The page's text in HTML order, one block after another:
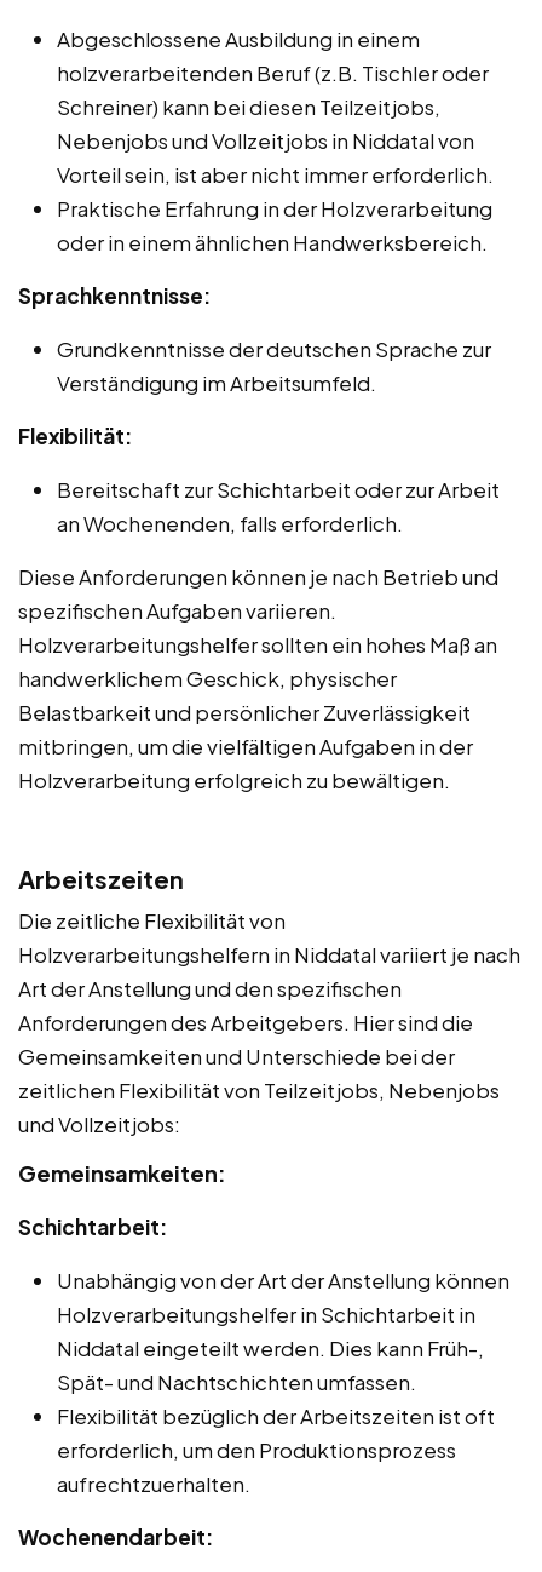
Abgeschlossene Ausbildung in einem
holzverarbeitenden Beruf (z.B. Tischler oder
Schreiner) kann bei diesen Teilzeitjobs,
Nebenjobs und Vollzeitjobs in Niddatal von
Vorteil sein, ist aber nicht immer erforderlich.
Praktische Erfahrung in der Holzverarbeitung
oder in einem ähnlichen Handwerksbereich.
Sprachkenntnisse:
Grundkenntnisse der deutschen Sprache zur
Verständigung im Arbeitsumfeld.
Flexibilität:
Bereitschaft zur Schichtarbeit oder zur Arbeit
an Wochenenden, falls erforderlich.
Diese Anforderungen können je nach Betrieb und
spezifischen Aufgaben variieren.
Holzverarbeitungshelfer sollten ein hohes Maß an
handwerklichem Geschick, physischer
Belastbarkeit und persönlicher Zuverlässigkeit
mitbringen, um die vielfältigen Aufgaben in der
Holzverarbeitung erfolgreich zu bewältigen.
Arbeitszeiten
Die zeitliche Flexibilität von
Holzverarbeitungshelfern in Niddatal variiert je nach
Art der Anstellung und den spezifischen
Anforderungen des Arbeitgebers. Hier sind die
Gemeinsamkeiten und Unterschiede bei der
zeitlichen Flexibilität von Teilzeitjobs, Nebenjobs
und Vollzeitjobs:
Gemeinsamkeiten:
Schichtarbeit:
Unabhängig von der Art der Anstellung können
Holzverarbeitungshelfer in Schichtarbeit in
Niddatal eingeteilt werden. Dies kann Früh-,
Spät- und Nachtschichten umfassen.
Flexibilität bezüglich der Arbeitszeiten ist oft
erforderlich, um den Produktionsprozess
aufrechtzuerhalten.
Wochenendarbeit: